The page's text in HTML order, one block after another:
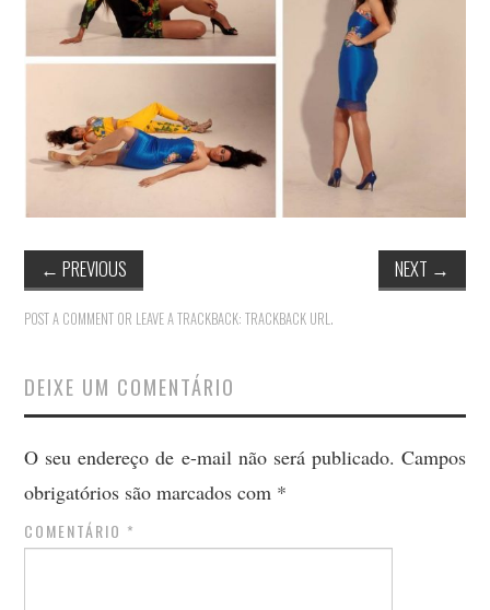
MUSAS
QUEM SOU EU
WHATSAPP
← PREVIOUS NEXT →
POST A COMMENT OR LEAVE A TRACKBACK:TRACKBACK URL.
DEIXE UM COMENTÁRIO
O seu endereço de e-mail não será publicado. Campos
obrigatórios são marcados com *
COMENTÁRIO *